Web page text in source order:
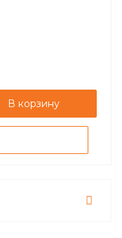
В корзину